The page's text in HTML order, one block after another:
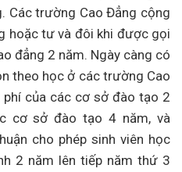
Các trường Cao Đẳng cộng
hoặc tư và đôi khi được gọi
đẳng 2 năm. Ngày càng có
theo học ở các trường Cao
của các cơ sở đào tạo 2
cơ sở đào tạo 4 năm, và
cho phép sinh viên học
2 năm lên tiếp năm thứ 3